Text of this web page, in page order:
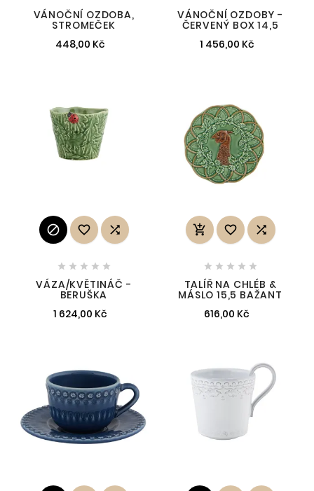
VÁNOČNÍ OZDOBA,
STROMEČEK
448,00 Kč
VÁNOČNÍ OZDOBY -
ČERVENÝ BOX 14,5
1 456,00 Kč
  
    
VÁZA/KVĚTINÁČ -
BERUŠKA
1 624,00 Kč
  
    
TALÍŘ NA CHLÉB &
MÁSLO 15,5 BAŽANT
616,00 Kč